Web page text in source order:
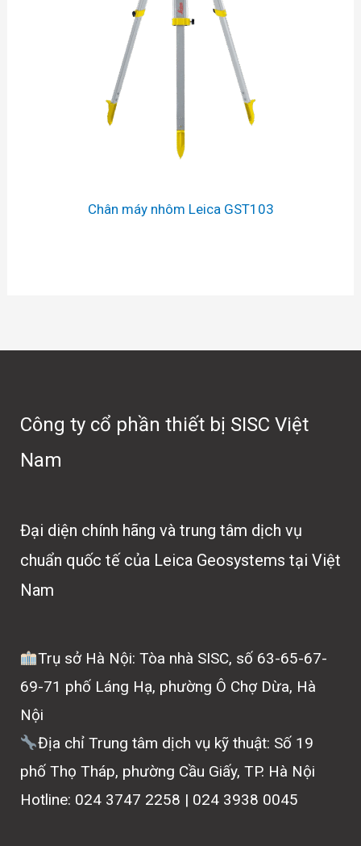
Chân máy nhôm Leica GST103
Công ty cổ phần thiết bị SISC Việt
Nam
Đại diện chính hãng và trung tâm dịch vụ
chuẩn quốc tế của Leica Geosystems tại Việt
Nam
Trụ sở Hà Nội: Tòa nhà SISC, số 63-65-67-
69-71 phố Láng Hạ, phường Ô Chợ Dừa, Hà
Nội
Địa chỉ Trung tâm dịch vụ kỹ thuật: Số 19
phố Thọ Tháp, phường Cầu Giấy, TP. Hà Nội
Hotline: 024 3747 2258 | 024 3938 0045